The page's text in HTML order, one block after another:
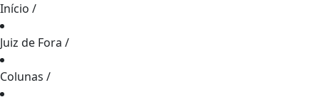
Início /
Juiz de Fora /
Colunas /